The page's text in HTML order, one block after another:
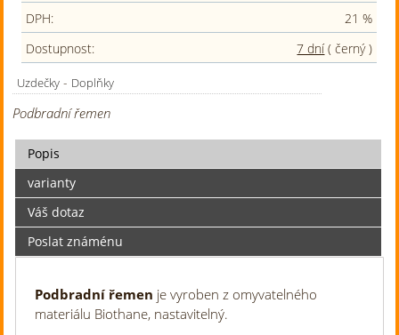
DPH:
21 %
Dostupnost:
7 dní ( černý )
Uzdečky - Doplňky
Podbradní řemen
Popis
varianty
Váš dotaz
Poslat známénu
Podbradní řemen je vyroben z omyvatelného
materiálu Biothane, nastavitelný.